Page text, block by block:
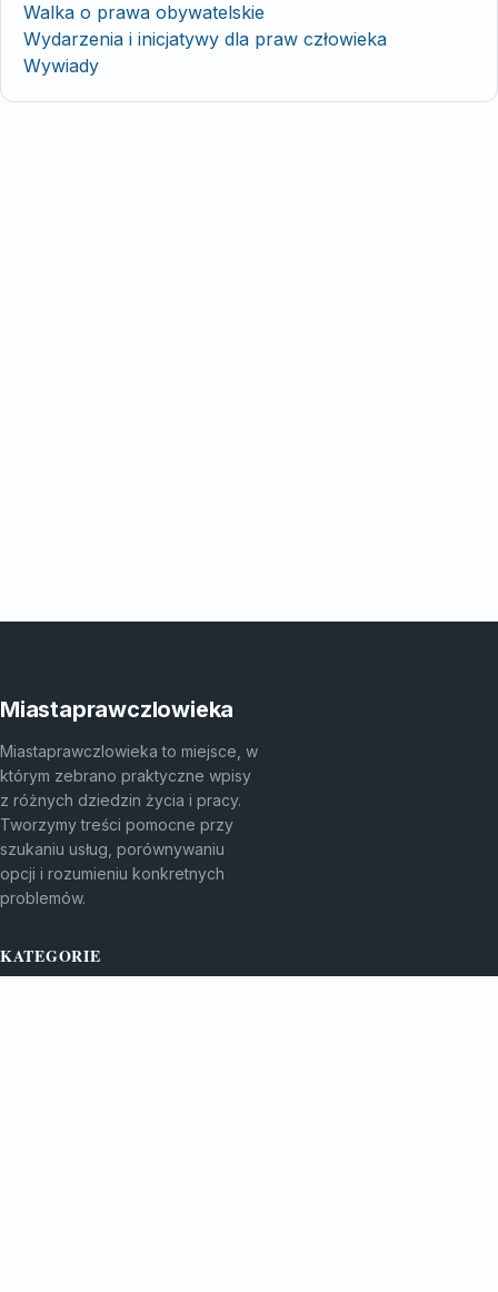
Walka o prawa obywatelskie
Wydarzenia i inicjatywy dla praw człowieka
Wywiady
Miastaprawczlowieka
Miastaprawczlowieka to miejsce, w
którym zebrano praktyczne wpisy
z różnych dziedzin życia i pracy.
Tworzymy treści pomocne przy
szukaniu usług, porównywaniu
opcji i rozumieniu konkretnych
problemów.
KATEGORIE